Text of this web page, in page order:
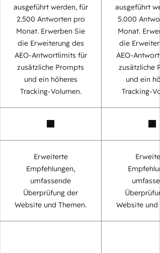
ausgeführt werden, für
2.500 Antworten pro
Monat. Erwerben Sie
die Erweiterung des
AEO-Antwortlimits für
zusätzliche Prompts
und ein höheres
Tracking-Volumen.
ausgeführt
5.000
Monat.
die
AEO-
zusätzliche
und ein
Tracking-
Erweiterte
Empfehlungen,
umfassende
Überprüfung der
Website und Themen.
Website und